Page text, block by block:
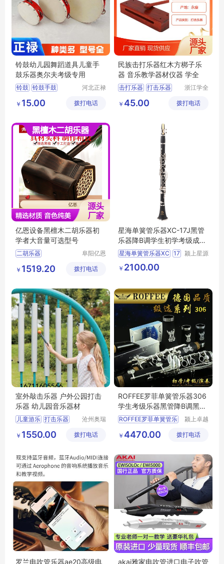
铃鼓幼儿园舞蹈道具儿童手
鼓乐器奥尔夫考级专用
铃鼓 铃鼓手鼓
奥尔夫打击乐器
河北正禄
制造有限
￥ 15.00 拨打电话
民族击打乐器红木方梆子乐
器 音乐教学器材仪器 学全
击打乐器 打击乐器
儿童击打乐器
浙江学全
有限公司
￥ 45.00 拨打电话
亿恩设备黑檀木二胡乐器初
学者大音量可选型号
二胡乐器
二胡乐器厂家直销
阜阳亿恩
有限公司
￥ 1519.20 拨打电话
星海单簧管乐器XC-17J黑管
乐器降B调学生初学考级成人
入门乐团
星海单簧管乐器XC 17
颍上星源
￥ 2100.00
室外敲击乐器 户外公园打击
乐器 幼儿园音乐器材
儿童游乐 打击乐器
户外敲击乐器
沧州奥瑞
制造有限
￥ 1550.00 拨打电话
ROFFEE罗菲单簧管乐器306
学生考级乐器黑管降B调黑管
乐器
ROFFEE罗菲单簧管乐
颍上卓越
有限公司
￥ 4470.00 拨打电话
罗兰电吹管乐器ae20高级电 akai雅家电吹管进口电子吹管